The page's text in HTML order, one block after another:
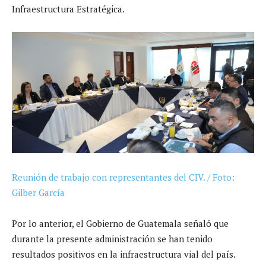
Infraestructura Estratégica.
Reunión de trabajo con representantes del CIV. / Foto:
Gilber García
Por lo anterior, el Gobierno de Guatemala señaló que
durante la presente administración se han tenido
resultados positivos en la infraestructura vial del país.